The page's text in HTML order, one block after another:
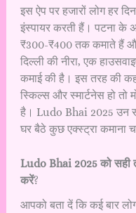
इस ऐप पर हजारों लोग हर
इंस्पायर करती हैं। पटना के
₹300-₹400 तक कमाते हैं
दिल्ली की नीरा, एक
कमाई की है। इस तरह की
स्किल्स और स्मार्टनेस हो तो
है। Ludo Bhai 2025 उन
घर बैठे कुछ एक्स्ट्रा कमाना
Ludo Bhai 2025 को
करें?
आपको बता दें कि कई बार